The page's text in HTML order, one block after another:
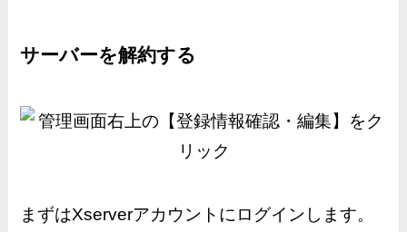
サーバーを解約する
まずはXserverアカウントにログインします。